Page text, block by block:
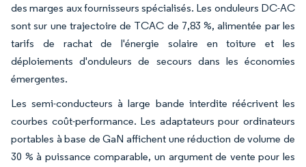
des marges aux fournisseurs spécialisés. Les onduleurs DC-AC
sont sur une trajectoire de TCAC de 7,83 %, alimentée par les
tarifs de rachat de l'énergie solaire en toiture et les
déploiements d'onduleurs de secours dans les économies
émergentes.
Les semi-conducteurs à large bande interdite réécrivent les
courbes coût-performance. Les adaptateurs pour ordinateurs
portables à base de GaN affichent une réduction de volume de
30 % à puissance comparable, un argument de vente pour les